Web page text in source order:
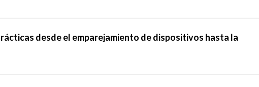
desde el emparejamiento de dispositivos hasta la